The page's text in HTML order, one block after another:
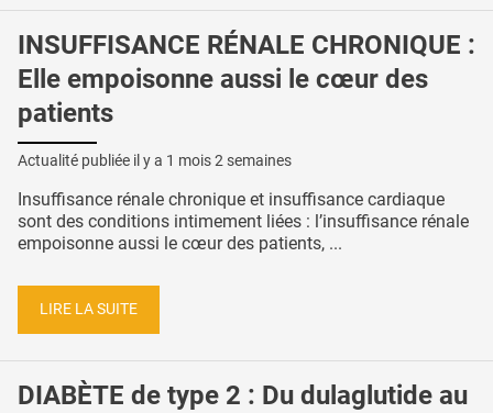
INSUFFISANCE RÉNALE CHRONIQUE :
Elle empoisonne aussi le cœur des
patients
Actualité publiée il y a 1 mois 2 semaines
Insuffisance rénale chronique et insuffisance cardiaque
sont des conditions intimement liées : l’insuffisance rénale
empoisonne aussi le cœur des patients, ...
LIRE LA SUITE
DIABÈTE de type 2 : Du dulaglutide au